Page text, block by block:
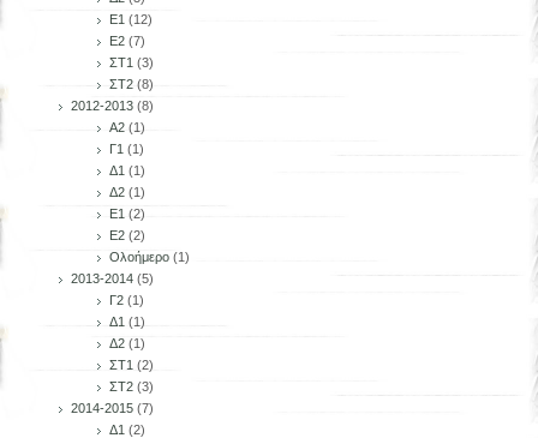
Ε1 (12)
Ε2 (7)
ΣΤ1 (3)
ΣΤ2 (8)
2012-2013 (8)
Α2 (1)
Γ1 (1)
Δ1 (1)
Δ2 (1)
Ε1 (2)
Ε2 (2)
Ολοήμερο (1)
2013-2014 (5)
Γ2 (1)
Δ1 (1)
Δ2 (1)
ΣΤ1 (2)
ΣΤ2 (3)
2014-2015 (7)
Δ1 (2)